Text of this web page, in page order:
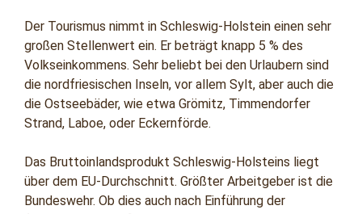
Der Tourismus nimmt in Schleswig-Holstein einen sehr
großen Stellenwert ein. Er beträgt knapp 5 % des
Volkseinkommens. Sehr beliebt bei den Urlaubern sind
die nordfriesischen Inseln, vor allem Sylt, aber auch die
die Ostseebäder, wie etwa Grömitz, Timmendorfer
Strand, Laboe, oder Eckernförde.
Das Bruttoinlandsprodukt Schleswig-Holsteins liegt
über dem EU-Durchschnitt. Größter Arbeitgeber ist die
Bundeswehr. Ob dies auch nach Einführung der